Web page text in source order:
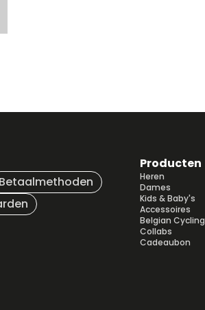
Betaalmethoden
Producten
Heren
Dames
Kids & Baby's
Accessoires
Belgian Cycling
Collabs
Cadeaubon